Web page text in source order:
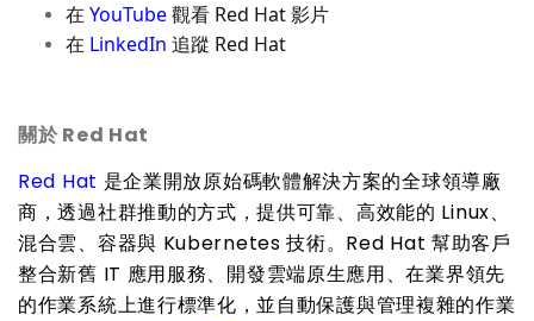
在 YouTube觀看 Red Hat影片
在 LinkedIn 追蹤 Red Hat
關於 Red Hat
Red Hat 是企業開放原始碼軟體解決方案的全球領導廠
商，透過社群推動的方式，提供可靠、高效能的 Linux、
混合雲、容器與 Kubernetes技術。 Red Hat幫助客戶
整合新舊 IT 應用服務、開發雲端原生應用、在業界領先
的作業系統上進行標準化，並自動保護與管理複雜的作業